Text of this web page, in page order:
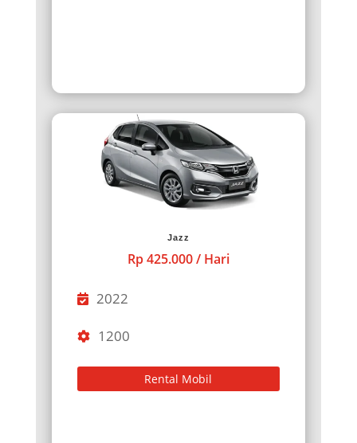
Jazz
Rp 425.000 / Hari
2022
1200
Rental Mobil